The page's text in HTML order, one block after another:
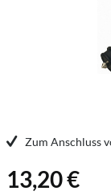
Zum Anschluss
13,20 €